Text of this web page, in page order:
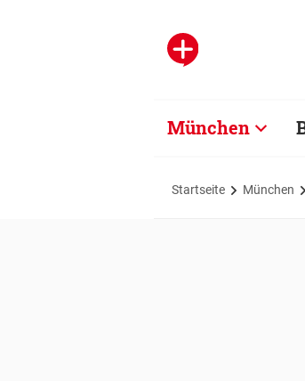
München
Startseite München